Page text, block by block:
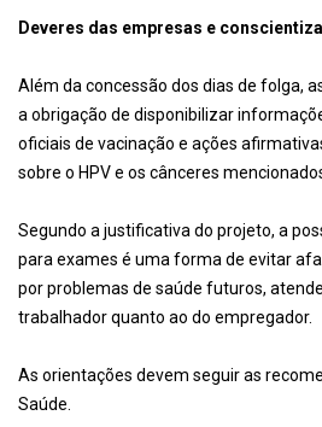
Deveres das empresas e
Além da concessão dos dias de folga,
a obrigação de disponibilizar
oficiais de vacinação e ações
sobre o HPV e os cânceres
Segundo a justificativa do projeto, a
para exames é uma forma de evitar
por problemas de saúde futuros,
trabalhador quanto ao do empregador.
As orientações devem seguir as
Saúde.